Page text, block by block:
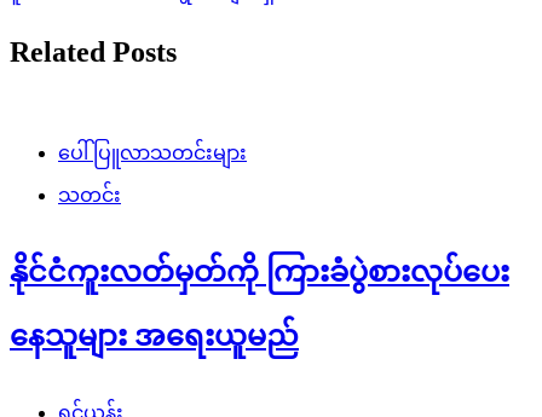
Related Posts
ပေါ်ပြူလာသတင်းများ
သတင်း
နိုင်ငံကူးလတ်မှတ်ကို ကြားခံပွဲစားလုပ်ပေး
နေသူများ အရေးယူမည်